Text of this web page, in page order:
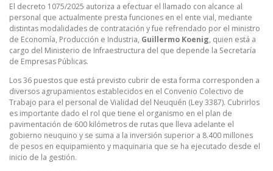
El decreto 1075/2025 autoriza a efectuar el llamado con alcance al
personal que actualmente presta funciones en el ente vial, mediante
distintas modalidades de contratación y fue refrendado por el ministro
de Economía, Producción e Industria, Guillermo Koenig, quien está a
cargo del Ministerio de Infraestructura del que depende la Secretaría
de Empresas Públicas.
Los 36 puestos que está previsto cubrir de esta forma corresponden a
diversos agrupamientos establecidos en el Convenio Colectivo de
Trabajo para el personal de Vialidad del Neuquén (Ley 3387). Cubrirlos
es importante dado el rol que tiene el organismo en el plan de
pavimentación de 600 kilómetros de rutas que lleva adelante el
gobierno neuquino y se suma a la inversión superior a 8.400 millones
de pesos en equipamiento y maquinaria que se ha ejecutado desde el
inicio de la gestión.